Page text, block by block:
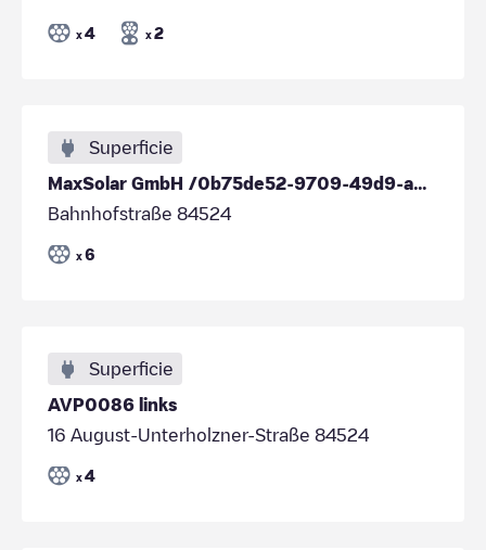
x 4 x 2
Superficie
MaxSolar GmbH /0b75de52-9709-49d9-a864-44f69f3d6bda
Bahnhofstraße 84524
x 6
Superficie
AVP0086 links
16 August-Unterholzner-Straße 84524
x 4